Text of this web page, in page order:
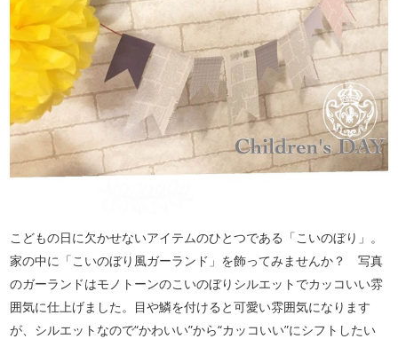
こどもの日に欠かせないアイテムのひとつである「こいのぼり」。
家の中に「こいのぼり風ガーランド」を飾ってみませんか？ 写真
のガーランドはモノトーンのこいのぼりシルエットでカッコいい雰
囲気に仕上げました。目や鱗を付けると可愛い雰囲気になります
が、シルエットなので“かわいい”から“カッコいい”にシフトしたい